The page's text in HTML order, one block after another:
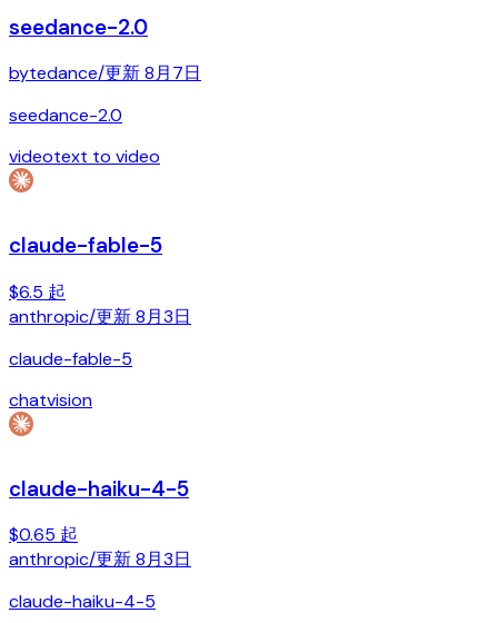
seedance-2.0
bytedance/更新8月7日
seedance-2.0
videotext to video
claude-fable-5
$6.5 起
anthropic/更新8月3日
claude-fable-5
chatvision
claude-haiku-4-5
$0.65 起
anthropic/更新8月3日
claude-haiku-4-5